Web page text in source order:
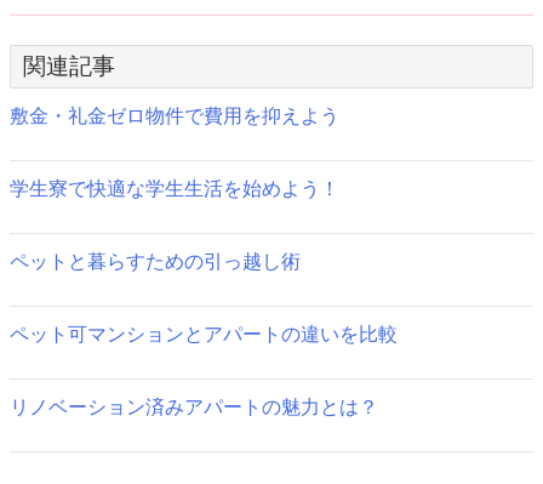
ビ
ゲ
ー
ョ
ン
関連記事
敷金・礼金ゼロ物件で費用を抑えよう
学生寮で快適な学生生活を始めよう！
ペットと暮らすための引っ越し術
ペット可マンションとアパートの違いを比較
リノベーション済みアパートの魅力とは？